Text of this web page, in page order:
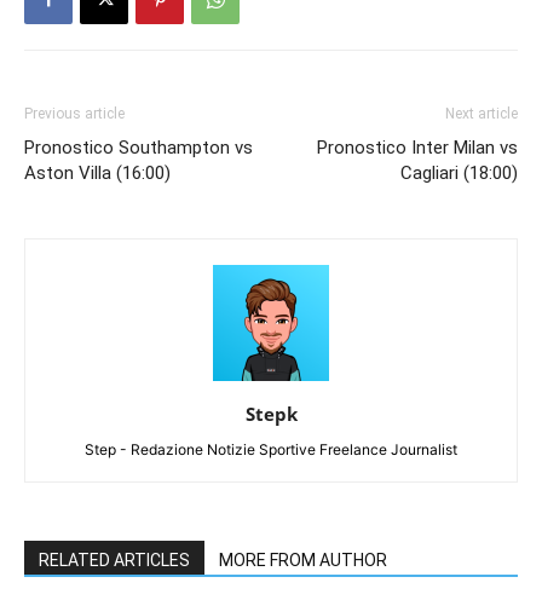
Previous article
Pronostico Southampton vs
Aston Villa (16:00)
Next article
Pronostico Inter Milan vs
Cagliari (18:00)
Stepk
Step - Redazione Notizie Sportive Freelance Journalist
RELATED ARTICLES MORE FROM AUTHOR